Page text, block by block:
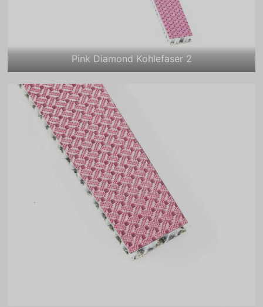
Pink Diamond Kohlefaser 2